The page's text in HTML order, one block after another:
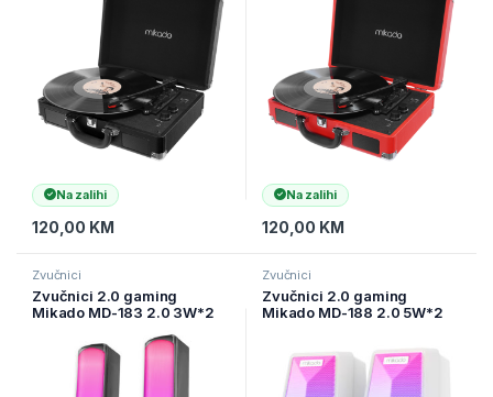
Na zalihi
120,00 KM
Na zalihi
120,00 KM
Zvučnici
Zvučnici 2.0 gaming
Mikado MD-183 2.0 3W*2
illuminated USB 3.5mm USB
5V 5V speaker speaker,
40234
Zvučnici
Zvučnici 2.0 gaming
Mikado MD-188 2.0 5W*2
5V 5V speaker speaker,
41682